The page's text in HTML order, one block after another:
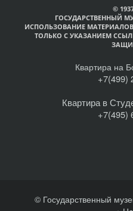
©
ГОСУДАРСТВЕННЫЙ
ИСПОЛЬЗОВАНИЕ
ТОЛЬКО С УКАЗАНИЕМ
Квартира на
+7(499)
Квартира в
+7(495)
© Государственный